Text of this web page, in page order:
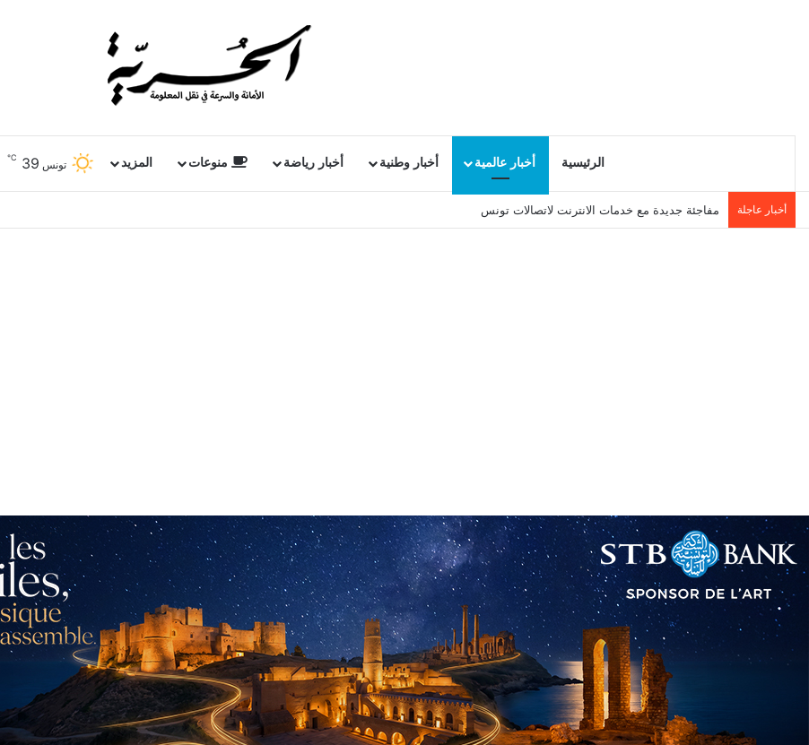
الرئيسية أخبار عالمية أخبار وطنية أخبار رياضة منوعات المزيد تونس 39
℃
أخبار عاجلة مفاجئة جديدة مع خدمات الانترنت لاتصالات تونس